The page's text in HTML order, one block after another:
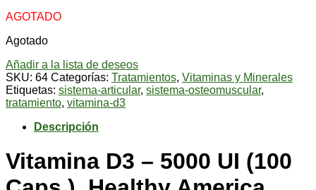
AGOTADO
Agotado
Añadir a la lista de deseos
SKU: 64 Categorías: Tratamientos, Vitaminas y Minerales
Etiquetas: sistema-articular, sistema-osteomuscular,
tratamiento, vitamina-d3
Descripción
Vitamina D3 – 5000 UI (100